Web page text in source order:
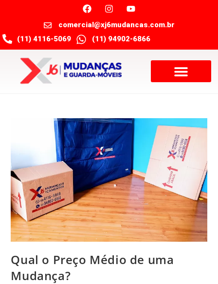
comercial@xj6mudancas.com.br
(11) 4116-5069
(11) 94902-6866
Qual o Preço Médio de uma
Mudança?